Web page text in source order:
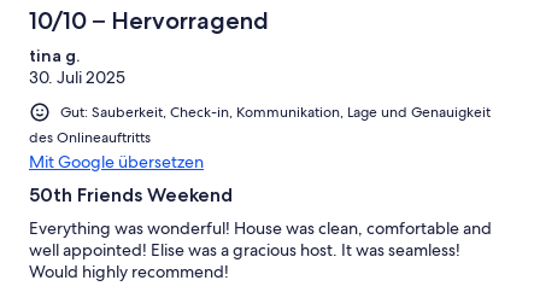
10/10 – Hervorragend
tina g.
30. Juli 2025
Gut: Sauberkeit, Check-in, Kommunikation, Lage und Genauigkeit
des Onlineauftritts
Mit Google übersetzen
50th Friends Weekend
Everything was wonderful! House was clean, comfortable and
well appointed! Elise was a gracious host. It was seamless!
Would highly recommend!